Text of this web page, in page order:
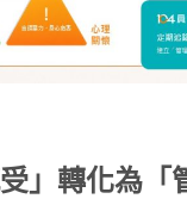
」轉化為「